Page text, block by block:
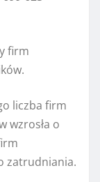
firm
liczba firm
wzrosła o
zatrudniania.